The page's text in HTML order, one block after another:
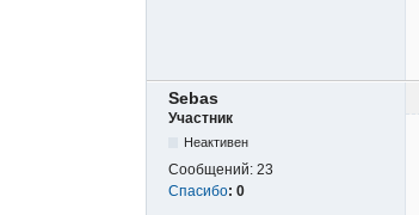
Sebas
Участник
Неактивен
Сообщений: 23
Спасибо: 0